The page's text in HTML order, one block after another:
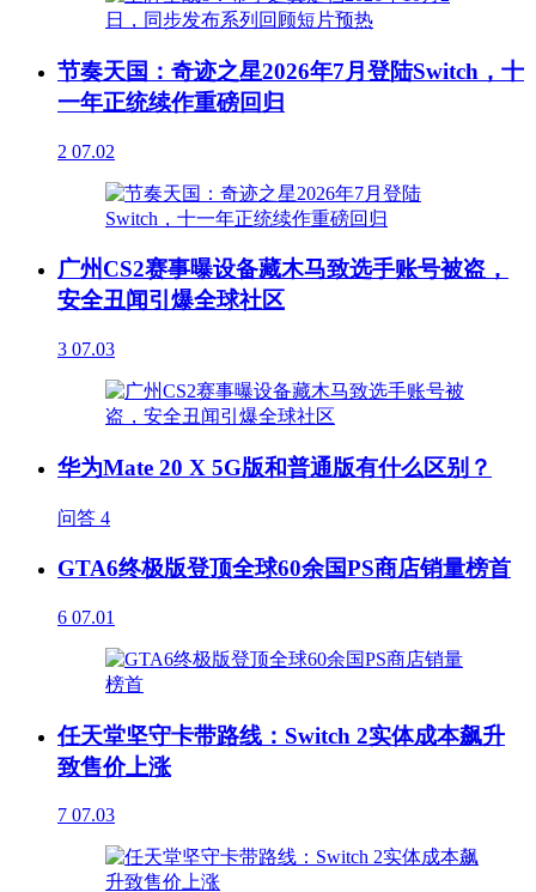
节奏天国：奇迹之星2026年7月登陆Switch，十
一年正统续作重磅回归
2 07.02
广州CS2赛事曝设备藏木马致选手账号被盗，
安全丑闻引爆全球社区
3 07.03
华为Mate 20 X 5G版和普通版有什么区别？
问答 4
GTA6终极版登顶全球60余国PS商店销量榜首
6 07.01
任天堂坚守卡带路线：Switch 2实体成本飙升
致售价上涨
7 07.03